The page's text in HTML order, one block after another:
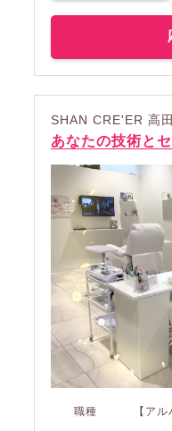
SHAN CRE'ER 高
あなたの技術と
職種 【ア